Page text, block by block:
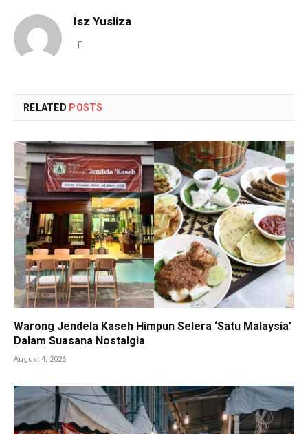
Isz Yusliza
RELATED POSTS
Warong Jendela Kaseh Himpun Selera ‘Satu Malaysia’
Dalam Suasana Nostalgia
August 4, 2026